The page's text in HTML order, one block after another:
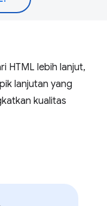
HTML lebih lanjut,
lanjutan yang
kualitas